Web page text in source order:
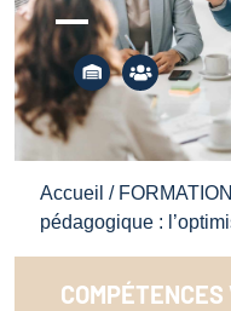
Accueil /
pédagogique :
COMPÉTENCES